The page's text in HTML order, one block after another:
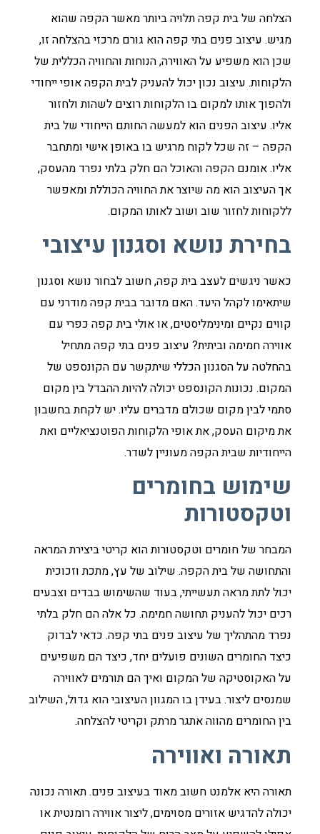
הצלחה של בית קפה תלויה ביותר מאשר הקפה שהוא
מגיש. עיצוב פנים בתי קפה הוא גורם מרכזי בהצלחה זו,
שכן הוא משפיע על האווירה, הנוחות והחוויה הכללית של
הלקוחות. עיצוב נכון יכול להעניק לבית הקפה אופי ייחודי
ולהפוך אותו למקום בו הלקוחות רוצים לשהות ולחזור
אליו. עיצוב הפנים הוא למעשה החותם הייחודי של בית
הקפה – זה שכל לקוח מרגיש בו באופן אישי ומתחבר
אליו. אומנם הקפה והאוכל הם חלק בלתי נפרד מהעסק,
אך העיצוב הוא מה שיוצר את החוויה הכוללת ומאפשר
ללקוחות לחזור שוב ושוב לאותו המקום.
בחירת נושא וסגנון עיצובי
כאשר ניגשים לעצב בית קפה, חשוב לבחור נושא וסגנון
שיתאימו לקהל היעד. האם מדובר בבית קפה מודרני עם
קווים נקיים ומינימליסטים, או אולי בית קפה כפרי עם
אווירה חמימה וביתית? עיצוב פנים בתי קפה מתחיל
בהחלטה על הסגנון הכללי שיתקשר עם הקונספט של
המקום. נכונות הקונספט יכולה להיות ההבדל בין מקום
סתמי לבין מקום שכולם מדברים עליו. יש לקחת בחשבון
את מיקום העסק, את אופי הלקוחות הפוטנציאליים ואת
הייחודיות שבית הקפה מעוניין לשדר.
שימוש בחומרים
וטקסטורות
המבחר של חומרים וטקסטורות הוא קריטי ביצירת המראה
והתחושה של בית הקפה. שילוב של עץ, מתכת וזכוכית
יכול לתת מראה תעשייתי, בעוד שהשימוש בבדים וצבעים
רכים יכול להעניק תחושה חמימה. כל אלה הם חלק בלתי
נפרד מהתהליך של עיצוב פנים בתי קפה. כדאי לבדוק
כיצד החומרים השונים פועלים יחד, כיצד הם משפיעים
על האקוסטיקה של המקום ואיך הם תורמים לאווירה
שמנסים ליצור. בעידן בו המגוון העיצובי הוא גדול, השילוב
בין החומרים מהווה אתגר מרתק וקריטי להצלחה.
תאורה ואווירה
תאורה היא אלמנט חשוב מאוד בעיצוב פנים. תאורה נכונה
יכולה להדגיש אזורים מסוימים, ליצור אווירה רומנטית או